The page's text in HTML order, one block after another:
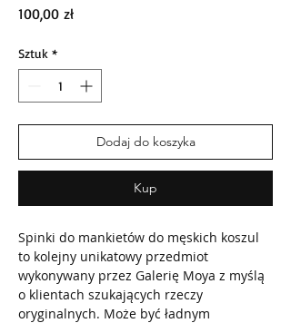
100,00 złCena
Sztuk *
Dodaj do koszyka
Kup
Spinki do mankietów do męskich koszul
to kolejny unikatowy przedmiot
wykonywany przez Galerię Moya z myślą
o klientach szukających rzeczy
oryginalnych. Może być ładnym